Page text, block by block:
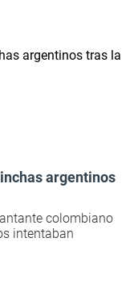
argentinos
colombiano
intentaban